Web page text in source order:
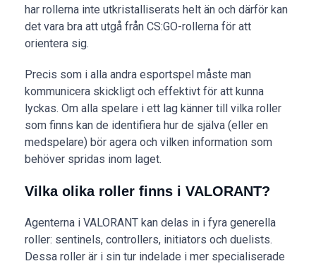
har rollerna inte utkristalliserats helt än och därför kan
det vara bra att utgå från CS:GO-rollerna för att
orientera sig.
Precis som i alla andra esportspel måste man
kommunicera skickligt och effektivt för att kunna
lyckas. Om alla spelare i ett lag känner till vilka roller
som finns kan de identifiera hur de själva (eller en
medspelare) bör agera och vilken information som
behöver spridas inom laget.
Vilka olika roller finns i VALORANT?
Agenterna i VALORANT kan delas in i fyra generella
roller: sentinels, controllers, initiators och duelists.
Dessa roller är i sin tur indelade i mer specialiserade